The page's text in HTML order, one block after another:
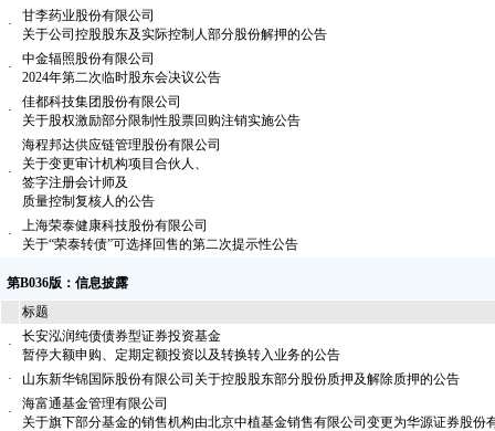
·
甘李药业股份有限公司
关于公司控股股东及实际控制人部分股份解押的公告
·
中金辐照股份有限公司
2024年第二次临时股东会决议公告
·
佳都科技集团股份有限公司
关于股权激励部分限制性股票回购注销实施公告
·
海程邦达供应链管理股份有限公司
关于变更审计机构项目合伙人、
签字注册会计师及
质量控制复核人的公告
·
上海荣泰健康科技股份有限公司
关于“荣泰转债”可选择回售的第二次提示性公告
第B036版：信息披露
标题
·
长安泓润纯债债券型证券投资基金
暂停大额申购、定期定额投资以及转换转入业务的公告
·
山东新华锦国际股份有限公司关于控股股东部分股份质押及解除质押的公告
·
海富通基金管理有限公司
关于旗下部分基金的销售机构由北京中植基金销售有限公司变更为华源证券股份